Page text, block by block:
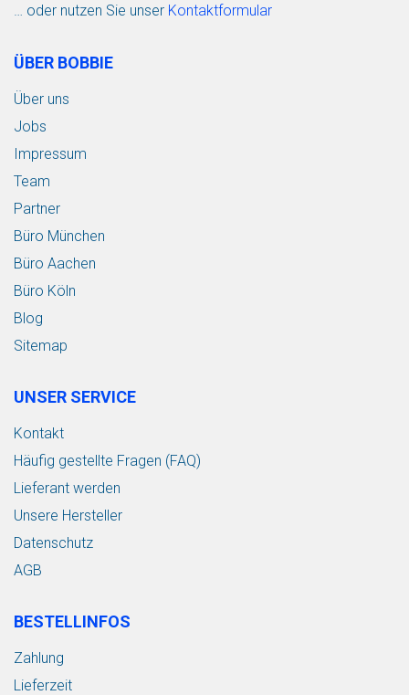
… oder nutzen Sie unser Kontaktformular
ÜBER BOBBIE
Über uns
Jobs
Impressum
Team
Partner
Büro München
Büro Aachen
Büro Köln
Blog
Sitemap
UNSER SERVICE
Kontakt
Häufig gestellte Fragen (FAQ)
Lieferant werden
Unsere Hersteller
Datenschutz
AGB
BESTELLINFOS
Zahlung
Lieferzeit